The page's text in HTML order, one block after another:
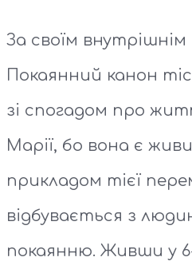
За своїм
Покаянний канон
зі спогадом про
Марії, бо вона є
прикладом тієї
відбувається з
покаянню. Живши у